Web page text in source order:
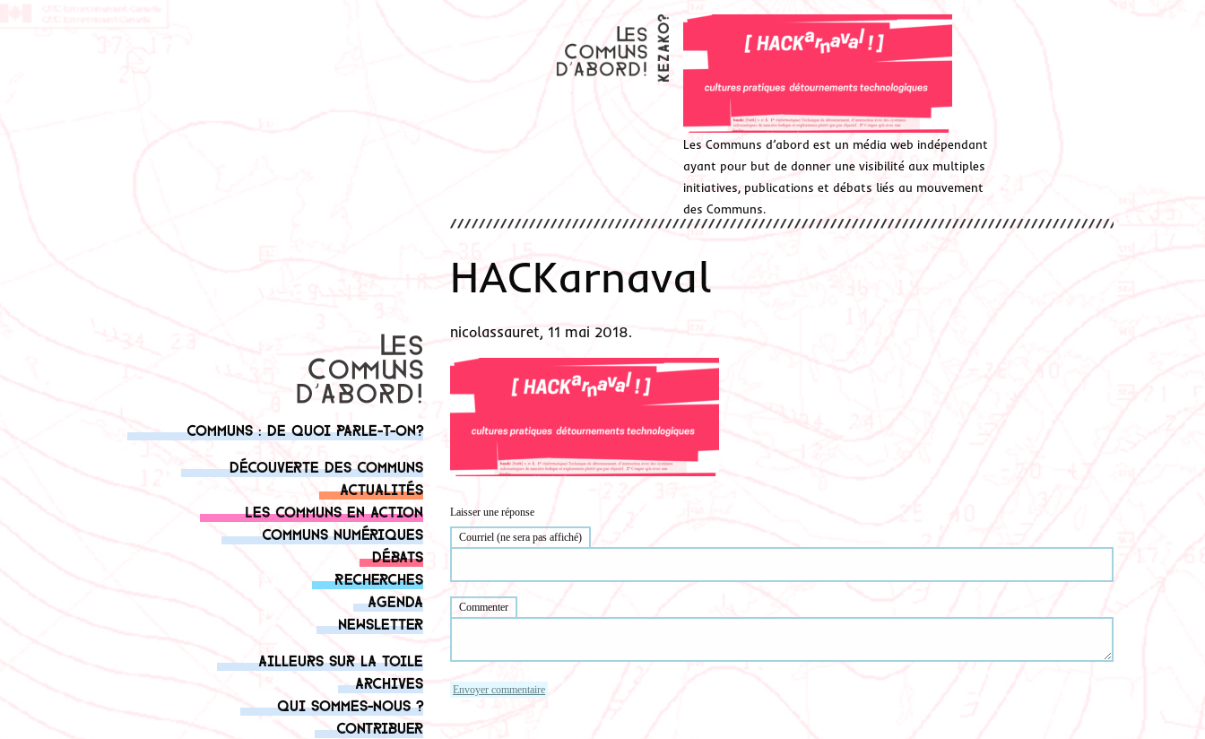
Les Communs d’abord est un média web indépendant
ayant pour but de donner une visibilité aux multiples
initiatives, publications et débats liés au mouvement
des Communs.
Communs : de quoi parle-t-on?
Découverte des communs
Actualités
Les communs en action
Communs numériques
Débats
Recherches
Agenda
Newsletter
Ailleurs sur la toile
Archives
Qui sommes-nous ?
Contribuer
HACKarnaval
nicolassauret, 11 mai 2018.
Laisser une réponse
Courriel (ne sera pas affiché)
Commenter